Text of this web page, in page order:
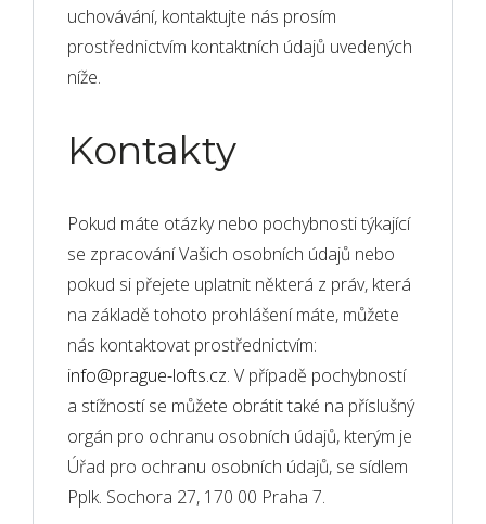
uchovávání, kontaktujte nás prosím
prostřednictvím kontaktních údajů uvedených
níže.
Kontakty
Pokud máte otázky nebo pochybnosti týkající
se zpracování Vašich osobních údajů nebo
pokud si přejete uplatnit některá z práv, která
na základě tohoto prohlášení máte, můžete
nás kontaktovat prostřednictvím:
info@prague-lofts.cz. V případě pochybností
a stížností se můžete obrátit také na příslušný
orgán pro ochranu osobních údajů, kterým je
Úřad pro ochranu osobních údajů, se sídlem
Pplk. Sochora 27, 170 00 Praha 7.